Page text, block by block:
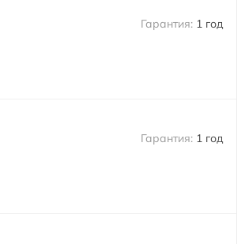
1 год
1 год